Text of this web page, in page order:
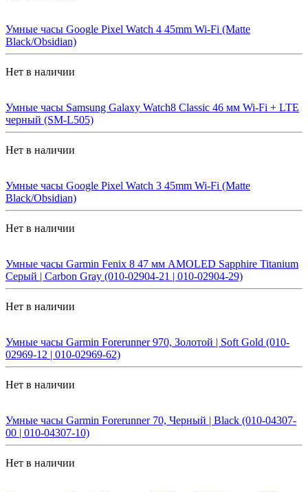
Умные часы Google Pixel Watch 4 45mm Wi-Fi (Matte
Black/Obsidian)
Нет в наличии
Умные часы Samsung Galaxy Watch8 Classic 46 мм Wi-Fi + LTE
черный (SM-L505)
Нет в наличии
Умные часы Google Pixel Watch 3 45mm Wi-Fi (Matte
Black/Obsidian)
Нет в наличии
Умные часы Garmin Fenix 8 47 мм AMOLED Sapphire Titanium
Серый | Carbon Gray (010-02904-21 | 010-02904-29)
Нет в наличии
Умные часы Garmin Forerunner 970, Золотой | Soft Gold (010-
02969-12 | 010-02969-62)
Нет в наличии
Умные часы Garmin Forerunner 70, Черный | Black (010-04307-
00 | 010-04307-10)
Нет в наличии